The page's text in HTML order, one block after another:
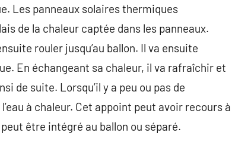
Les panneaux solaires thermiques
de la chaleur captée dans les panneaux.
rouler jusqu’au ballon. Il va ensuite
En échangeant sa chaleur, il va rafraîchir et
de suite. Lorsqu’il y a peu ou pas de
à chaleur. Cet appoint peut avoir recours à
être intégré au ballon ou séparé.